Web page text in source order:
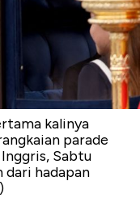
kalinya
parade
Sabtu
dari hadapan